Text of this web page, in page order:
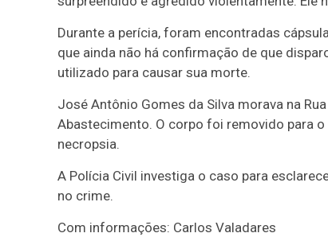
Durante a perícia, foram encontradas
que ainda não há confirmação de que
utilizado para causar sua morte.
José Antônio Gomes da Silva morava na
Abastecimento. O corpo foi removido para
necropsia.
A Polícia Civil investiga o caso para
no crime.
Com informações: Carlos Valadares